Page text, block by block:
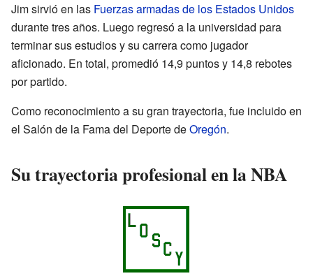
Jim sirvió en las Fuerzas armadas de los Estados Unidos
durante tres años. Luego regresó a la universidad para
terminar sus estudios y su carrera como jugador
aficionado. En total, promedió 14,9 puntos y 14,8 rebotes
por partido.
Como reconocimiento a su gran trayectoria, fue incluido en
el Salón de la Fama del Deporte deOregón.
Su trayectoria profesional en la NBA